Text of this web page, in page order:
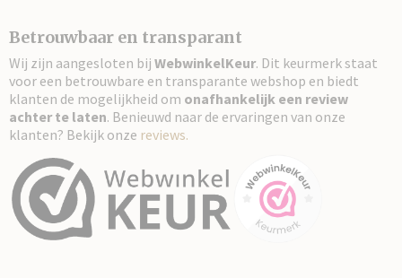
Betrouwbaar en transparant
Wij zijn aangesloten bij WebwinkelKeur. Dit keurmerk staat
voor een betrouwbare en transparante webshop en biedt
klanten de mogelijkheid om onafhankelijk een review
achter te laten. Benieuwd naar de ervaringen van onze
klanten? Bekijk onze reviews.